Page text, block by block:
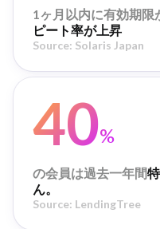
1ヶ月以内に有効期限
ピート率が上昇
Source: Solaris Japan
40%
の会員は過去一年間
ん。
Source: LendingTree